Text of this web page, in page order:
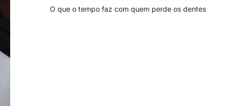
O que o tempo faz com quem perde os dentes